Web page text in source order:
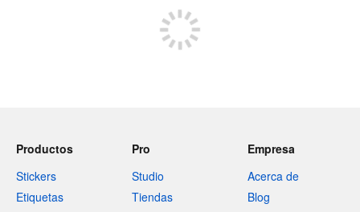
Productos
Stickers
Etiquetas
Pro
Studio
Tiendas
Empresa
Acerca de
Blog